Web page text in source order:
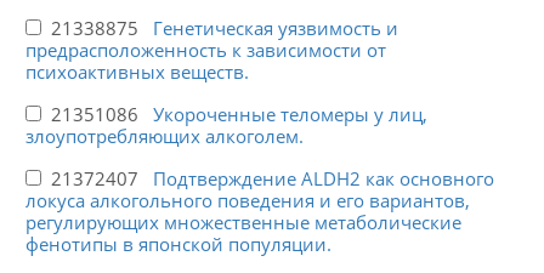
21338875 Генетическая уязвимость и
предрасположенность к зависимости от
психоактивных веществ.
21351086 Укороченные теломеры у лиц,
злоупотребляющих алкоголем.
21372407 Подтверждение ALDH2 как основного
локуса алкогольного поведения и его вариантов,
регулирующих множественные метаболические
фенотипы в японской популяции.